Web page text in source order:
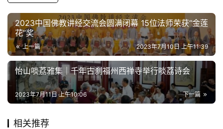
2023中国佛教讲经交流会圆满闭幕 15位法师荣获“金莲
花”奖
上一篇 2023年7月10日 上午11:39
怡山啖荔雅集｜千年古刹福州西禅寺举行啖荔诗会
下一篇
2023年7月11日 上午10:06
相关推荐